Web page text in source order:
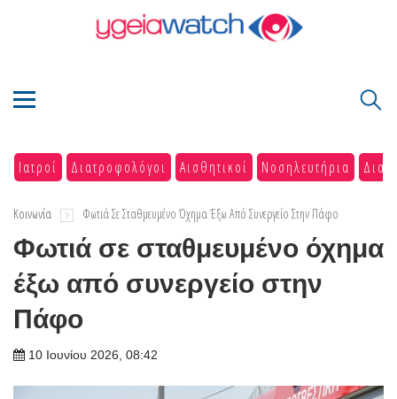
Ιατροί Διατροφολόγοι Αισθητικοί Νοσηλευτήρια
Κοινωνία Φωτιά Σε Σταθμευμένο Όχημα Έξω Από Συνεργείο Στην Πάφο
Φωτιά σε σταθμευμένο όχημα
έξω από συνεργείο στην
Πάφο
10 Ιουνίου 2026, 08:42